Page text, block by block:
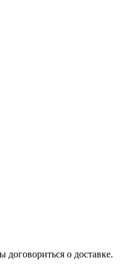
о доставке.